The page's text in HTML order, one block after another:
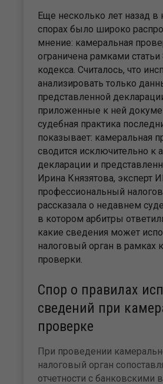
Еще несколько лет назад в
спорах было широко
мнение: камеральная
ограничена рамками
кодекса. Считалось, что
анализировать только
представленной
приложенные к ней
судебная практика
показывает: камеральная
сводится исключительно к
декларации и
Ирина Князятова, эксперт
профессиональный
рассказала о недавнем
в котором арбитры
какие сведения может
налоговый орган в рамках
проверки.
Спор о правилах
сведений при
проверке
При проведении
налоговый орган
отчетности с банковскими